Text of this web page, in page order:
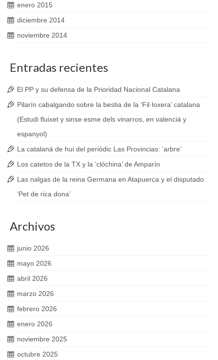
enero 2015
diciembre 2014
noviembre 2014
Entradas recientes
El PP y su defensa de la Prioridad Nacional Catalana
Pilarín cabalgando sobre la bestia de la ‘Fil·loxera’ catalana
(Estudi fluixet y sinse esme dels vinarros, en valenciá y
espanyol)
La catalaná de hui del periódic Las Provincias: ‘arbre’
Los catetos de la TX y la ‘clóchina’ de Amparín
Las nalgas de la reina Germana en Atapuerca y el disputado
‘Pet de rica dona’
Archivos
junio 2026
mayo 2026
abril 2026
marzo 2026
febrero 2026
enero 2026
noviembre 2025
octubre 2025